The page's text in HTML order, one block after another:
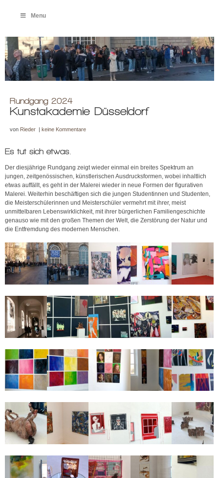
Menu
Rundgang 2024
Kunstakademie Düsseldorf
von Rieder | keine Kommentare
Es tut sich etwas.
Der diesjährige Rundgang zeigt wieder einmal ein breites Spektrum an
jungen, zeitgenössischen, künstlerischen Ausdrucksformen, wobei inhaltlich
etwas auffällt, es geht in der Malerei wieder in neue Formen der figurativen
Malerei. Weiterhin beschäftigen sich die jungen Studentinnen und Studenten,
die Meisterschülerinnen und Meisterschüler vermehrt mit ihrer, meist
unmittelbaren Lebenswirklichkeit, mit ihrer bürgerlichen Familiengeschichte
genauso wie mit den großen Themen der Welt, die Zerstörung der Natur und
die Entfremdung des modernen Menschen.